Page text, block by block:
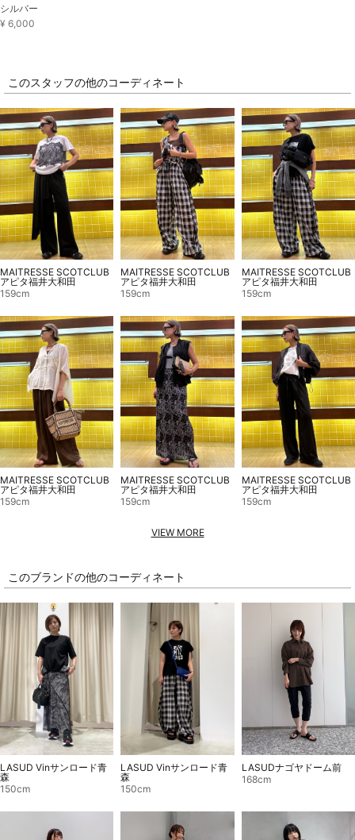
シルバー
¥ 6,000
このスタッフの他のコーディネート
MAITRESSE SCOTCLUB
アピタ福井大和田
159cm
MAITRESSE SCOTCLUB
アピタ福井大和田
159cm
MAITRESSE SCOTCLUB
アピタ福井大和田
159cm
MAITRESSE SCOTCLUB
アピタ福井大和田
159cm
MAITRESSE SCOTCLUB
アピタ福井大和田
159cm
MAITRESSE SCOTCLUB
アピタ福井大和田
159cm
VIEW MORE
このブランドの他のコーディネート
LASUD Vinサンロード青
森
150cm
LASUD Vinサンロード青
森
150cm
LASUDナゴヤドーム前
168cm